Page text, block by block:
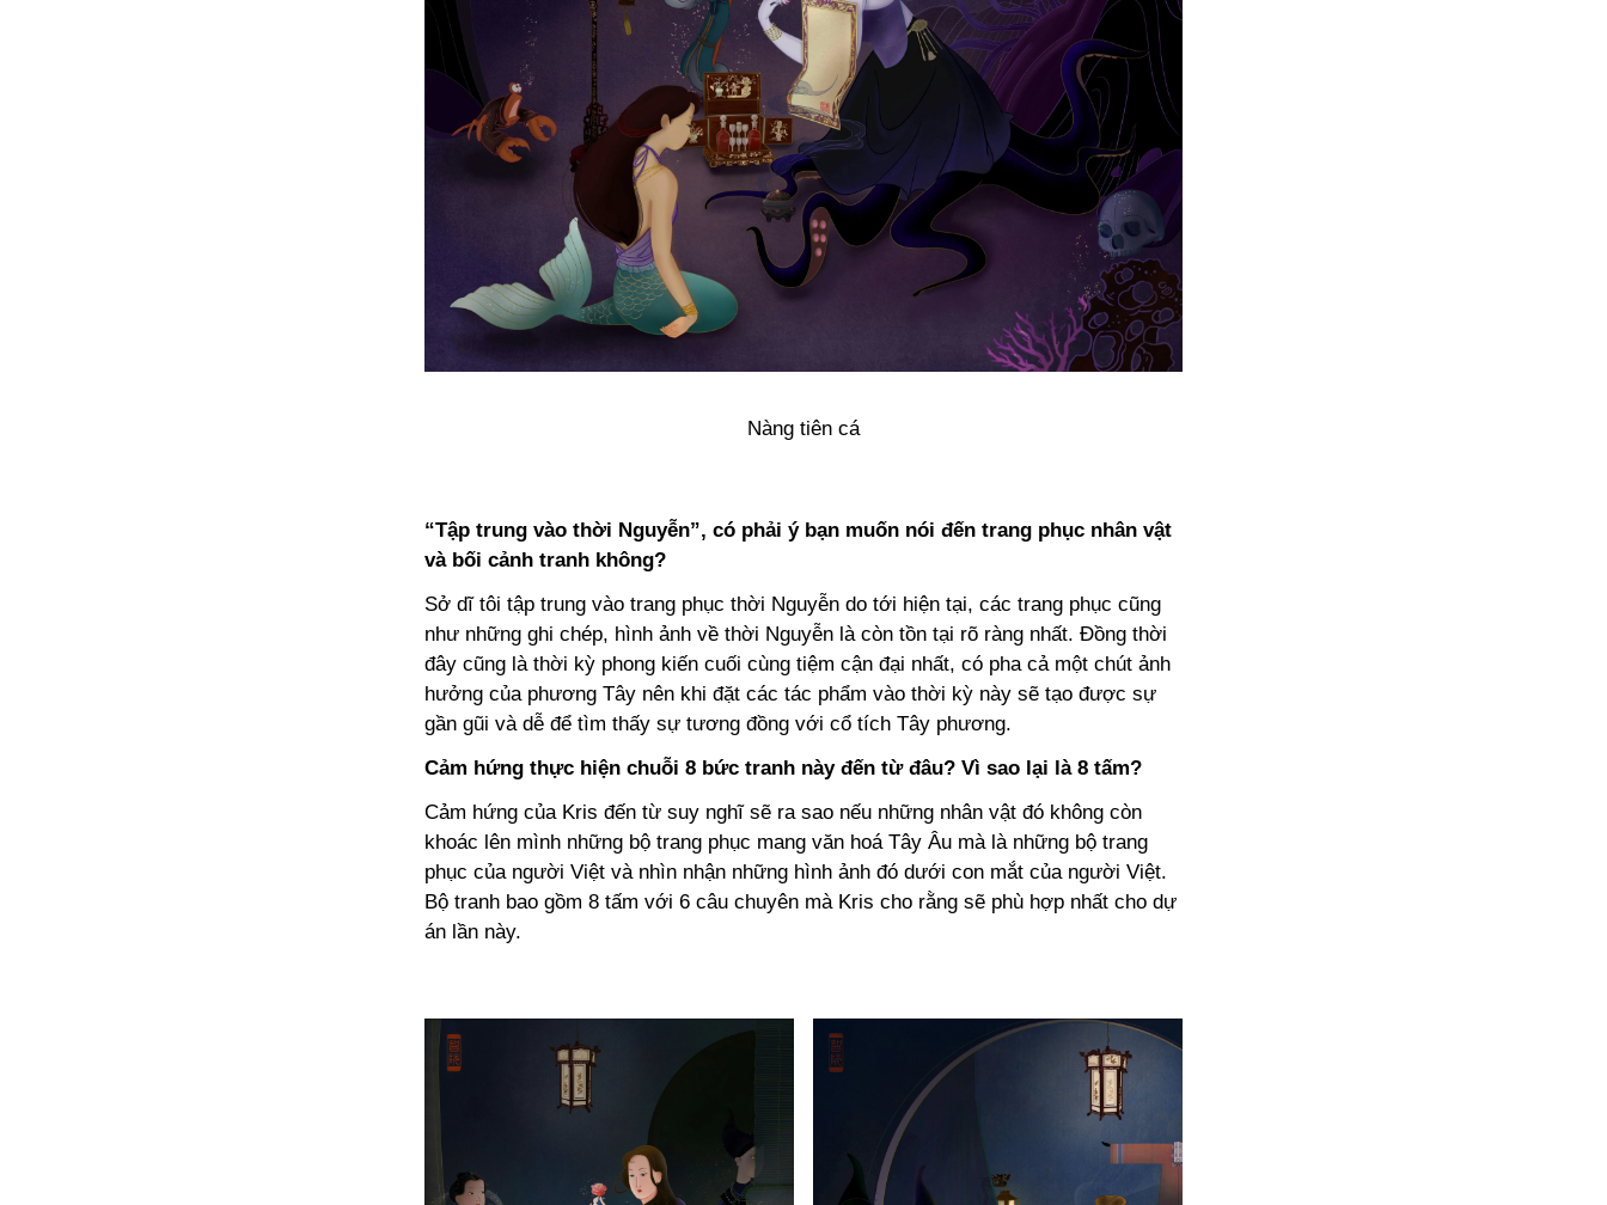
Nàng tiên cá
“Tập trung vào thời Nguyễn”, có phải ý bạn muốn nói đến trang phục nhân vật
và bối cảnh tranh không?
Sở dĩ tôi tập trung vào trang phục thời Nguyễn do tới hiện tại, các trang phục cũng
như những ghi chép, hình ảnh về thời Nguyễn là còn tồn tại rõ ràng nhất. Đồng thời
đây cũng là thời kỳ phong kiến cuối cùng tiệm cận đại nhất, có pha cả một chút ảnh
hưởng của phương Tây nên khi đặt các tác phẩm vào thời kỳ này sẽ tạo được sự
gần gũi và dễ để tìm thấy sự tương đồng với cổ tích Tây phương.
Cảm hứng thực hiện chuỗi 8 bức tranh này đến từ đâu? Vì sao lại là 8 tấm?
Cảm hứng của Kris đến từ suy nghĩ sẽ ra sao nếu những nhân vật đó không còn
khoác lên mình những bộ trang phục mang văn hoá Tây Âu mà là những bộ trang
phục của người Việt và nhìn nhận những hình ảnh đó dưới con mắt của người Việt.
Bộ tranh bao gồm 8 tấm với 6 câu chuyên mà Kris cho rằng sẽ phù hợp nhất cho dự
án lần này.